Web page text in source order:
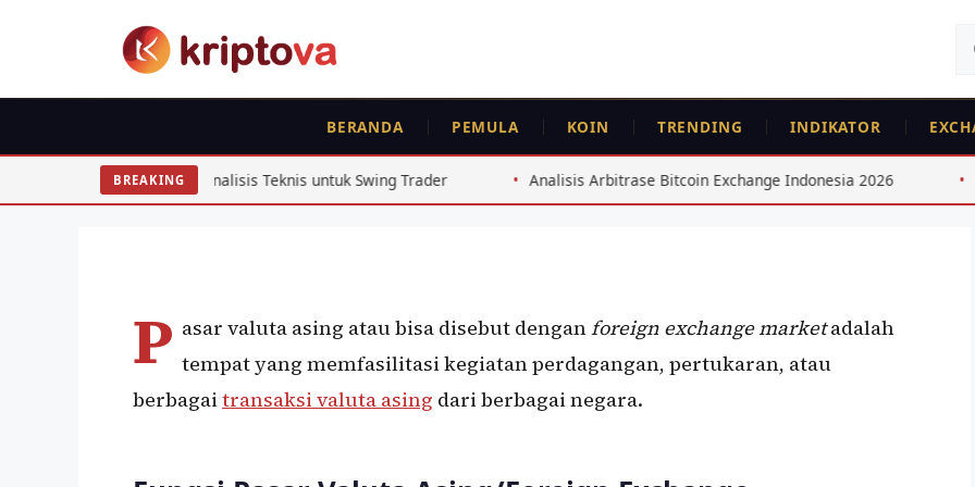
BERANDA PEMULA KOIN TRENDING INDIKATOR
BREAKING
Analisis Teknis untuk Swing Trader Analisis Arbitrase Bitcoin Exchange Indonesia 2026 Saham Dividen Tinggi
FEATURED
Pasar Valuta Asing
P asar valuta asing atau bisa disebut denganforeign exchange marketadalah
tempat yang memfasilitasi kegiatan perdagangan, pertukaran, atau
berbagaitransaksi valuta asing dari berbagai negara.